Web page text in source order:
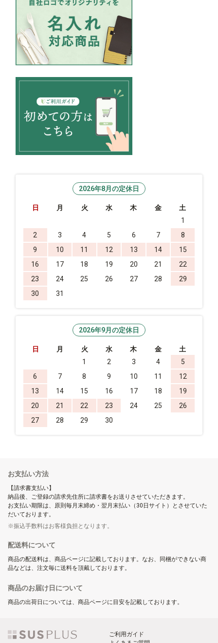
2026年8月の定休日
日 月 火 水 木 金
土
1
2
3 4 5 6 7
8
9
10 11 12 13 14
15
16
17 18 19 20 21
22
23
24 25 26 27 28
29
30
31
2026年9月の定休日
日 月 火 水 木 金
土
1
2 3 4
5
6
7 8 9 10 11
12
13
14 15 16 17 18
19
20
21 22 23 24 25
26
27
28 29 30
お支払い方法
【請求書支払い】
納品後、ご登録の請求先住所に請求書をお送りさせていただきます。
お支払い期限は、原則毎月末締め・翌月末払い（30日サイト）とさせていた
だいております。
振込手数料はお客様負担となります。
配送料について
商品の配送料は、商品ページに記載しております。なお、同梱ができない商
品などは、注文毎に送料を頂戴しております。
商品のお届け日について
商品の出荷日については、商品ページに目安を記載しております。
ご利用ガイド